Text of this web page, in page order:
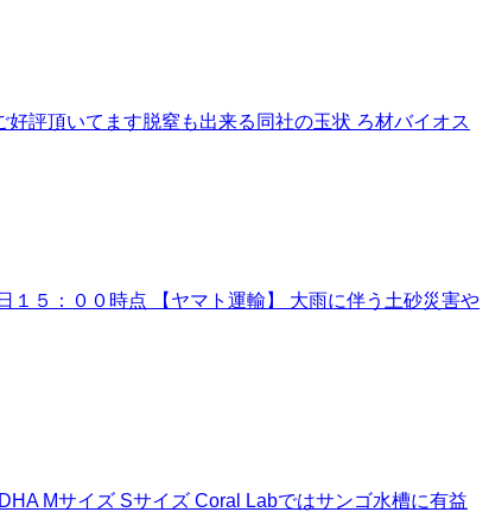
評頂いてます脱窒も出来る同社の玉状 ろ材バイオス
５：００時点 【ヤマト運輸】 大雨に伴う土砂災害や
Mサイズ Sサイズ Coral Labではサンゴ水槽に有益